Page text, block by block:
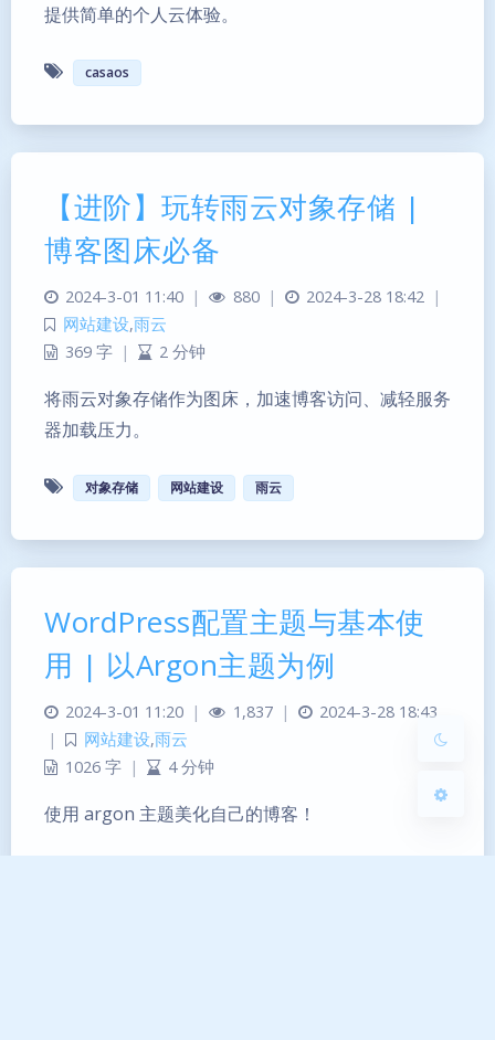
暗黑模式
浅阴影 深阴影
日落
提供简单的个人云体验。
casaos
【进阶】玩转雨云对象存储 |
博客图床必备
2024-3-01 11:40 | 880 | 2024-3-28 18:42
|
网站建设,雨云
369 字 | 2 分钟
将雨云对象存储作为图床，加速博客访问、减轻服务
器加载压力。
对象存储 网站建设 雨云
WordPress配置主题与基本使
用 | 以Argon主题为例
2024-3-01 11:20 | 1,837 |
2024-3-28 18:43
|
网站建设,雨云
1026 字 | 4 分钟
使用 argon 主题美化自己的博客！